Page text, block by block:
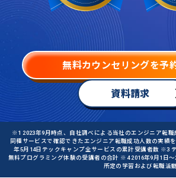
無料カウンセリングを予
資料請求
※1 2023年9月時点、自社調べによる当社のエンジニア転
同種サービスで確認できたエンジニア転職成功人数の実績
年5月14日テックキャンプ全サービスの累計受講者数 ※3
無料プログラミング体験の受講者の合計 ※4 2016年9月1日
所定の学習および転職活